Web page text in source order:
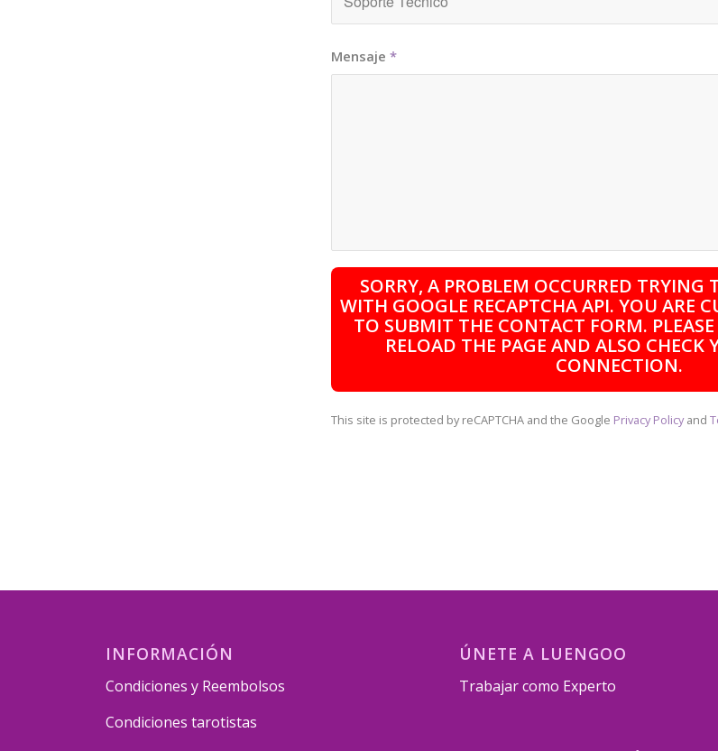
Mensaje*
SORRY, A PROBLEM OCCURRED
WITH GOOGLE RECAPTCHA API. YOU ARE
TO SUBMIT THE CONTACT FORM.
RELOAD THE PAGE AND ALSO CHECK
CONNECTION.
This site is protected by reCAPTCHA and the Google Privacy Policyand
INFORMACIÓN
Condiciones y Reembolsos
Condiciones tarotistas
ÚNETE A LUENGOO
Trabajar como Experto